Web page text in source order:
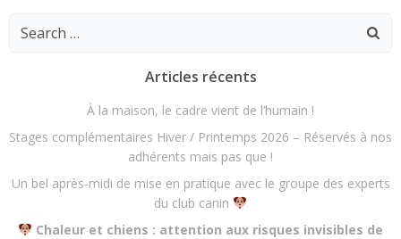
Search
Articles récents
À la maison, le cadre vient de l’humain !
Stages complémentaires Hiver / Printemps 2026 – Réservés à nos
adhérents mais pas que !
Un bel après-midi de mise en pratique avec le groupe des experts
du club canin
Chaleur et chiens : attention aux risques invisibles de